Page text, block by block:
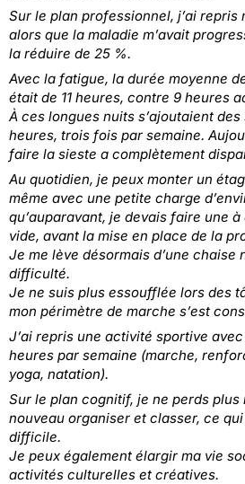
Sur le plan professionnel, j’ai repris
alors que la maladie m’avait
la réduire de 25 %.
Avec la fatigue, la durée moyenne
était de 11 heures, contre 9 heures
À ces longues nuits s’ajoutaient des
heures, trois fois par semaine.
faire la sieste a complètement
Au quotidien, je peux monter un
même avec une petite charge
qu’auparavant, je devais faire une
vide, avant la mise en place de la
Je me lève désormais d’une chaise
difficulté.
Je ne suis plus essoufflée lors des
mon périmètre de marche s’est
J’ai repris une activité sportive
heures par semaine (marche,
yoga, natation).
Sur le plan cognitif, je ne perds plus
nouveau organiser et classer, ce
difficile.
Je peux également élargir ma vie
activités culturelles et créatives.